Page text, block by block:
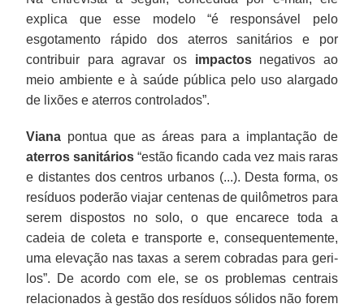
explica que esse modelo “é responsável pelo
esgotamento rápido dos aterros sanitários e por
contribuir para agravar os impactosnegativos ao
meio ambiente e à saúde pública pelo uso alargado
de lixões e aterros controlados”.
Viana pontua que as áreas para a implantação de
aterros sanitários “estão ficando cada vez mais raras
e distantes dos centros urbanos (...). Desta forma, os
resíduos poderão viajar centenas de quilômetros para
serem dispostos no solo, o que encarece toda a
cadeia de coleta e transporte e, consequentemente,
uma elevação nas taxas a serem cobradas para geri-
los”. De acordo com ele, se os problemas centrais
relacionados à gestão dos resíduos sólidos não forem